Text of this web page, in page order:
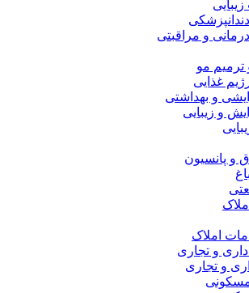
و مراقبتی
مو
غذایی
و بهداشتی
و زیبایی
و پانسیون
املاک
و تجاری
و تجاری